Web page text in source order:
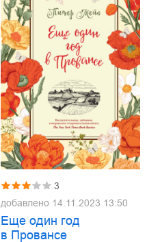
3
добавлено 14.11.2023 13:50
Еще один год
в Провансе